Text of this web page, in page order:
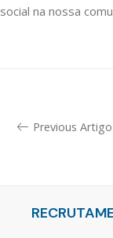
social na nossa
Previous Artigo